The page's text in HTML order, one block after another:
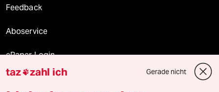
Feedback
Aboservice
ePaper Login
Downloads für Abonnierende
taz zahl ich Gerade nicht